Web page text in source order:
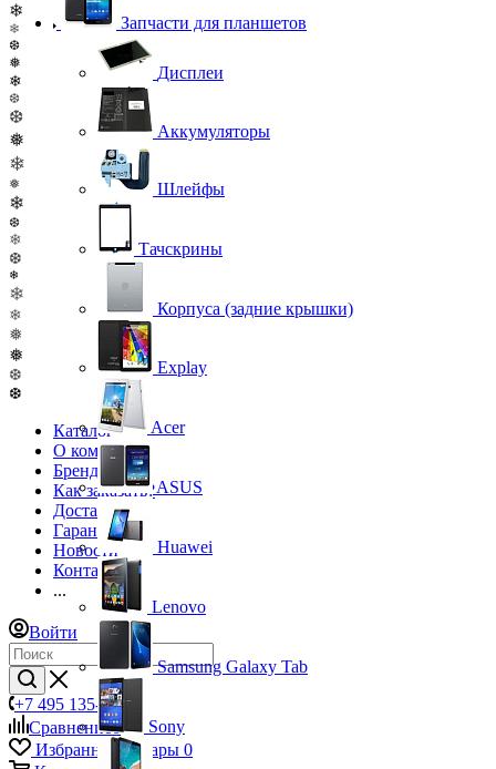
❄
❄
❆
❅
❄
❆
❆
❅
❄
❅
❄
❆
❄
❆
❄
❄
❄
❅
❅
❆
❆
Каталог
О компании
Бренды
Как заказать?
Доставка
Гарантия
Новости
Контакты
...
Войти
+7 495 135-39-43
Сравнение0
Избранные товары 0
Запчасти для планшетов
Дисплеи
Аккумуляторы
Шлейфы
Тачскрины
Корпуса (задние крышки)
Explay
Acer
ASUS
Huawei
Lenovo
Samsung Galaxy Tab
Sony